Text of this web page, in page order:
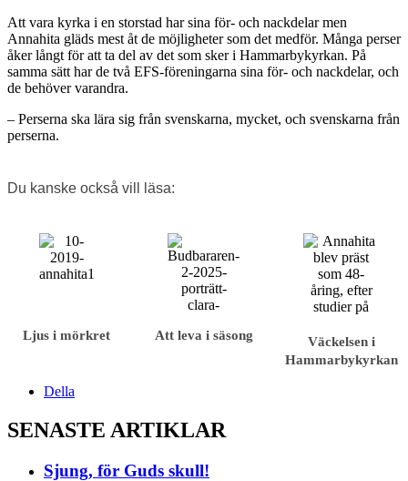
Att vara kyrka i en storstad har sina för- och nackdelar men
Annahita gläds mest åt de möjligheter som det medför. Många perser
åker långt för att ta del av det som sker i Hammarbykyrkan. På
samma sätt har de två EFS-föreningarna sina för- och nackdelar, och
de behöver varandra.
– Perserna ska lära sig från svenskarna, mycket, och svenskarna från
perserna.
Du kanske också vill läsa:
Ljus i mörkret Att leva i säsong
Väckelsen i
Hammarbykyrkan
Della
SENASTE ARTIKLAR
Sjung, för Guds skull!